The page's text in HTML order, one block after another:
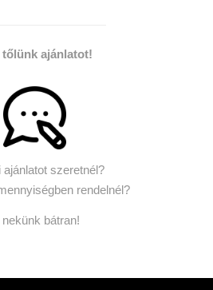
tőlünk ajánlatot!
ajánlatot szeretnél?
rendelnél?
nekünk bátran!